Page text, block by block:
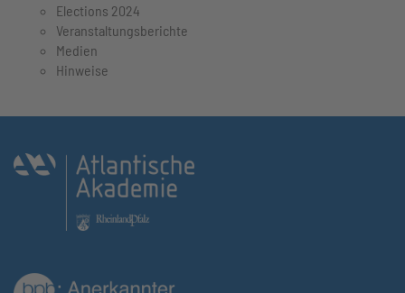
Elections 2024
Veranstaltungsberichte
Medien
Hinweise